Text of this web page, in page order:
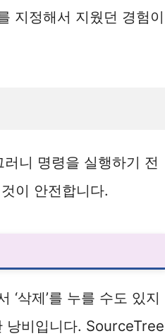
지정해서 지웠던 경험이
니 명령을 실행하기 전
이 안전합니다.
삭제’를 누를 수도 있지
낭비입니다. SourceTree